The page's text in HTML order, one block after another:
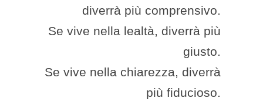
diverrà più comprensivo.
Se vive nella lealtà, diverrà più
giusto.
Se vive nella chiarezza, diverrà
più fiducioso.